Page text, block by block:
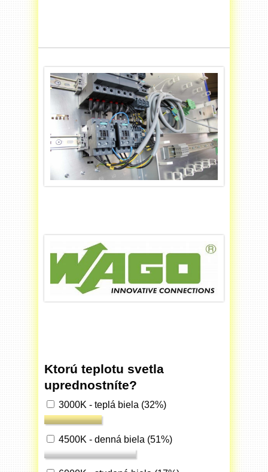
Ktorú teplotu svetla
uprednostníte?
3000K - teplá biela (32%)
4500K - denná biela (51%)